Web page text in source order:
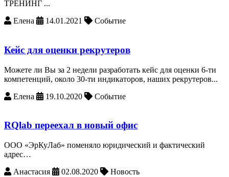
ТРЕНИНГ ...
Елена
14.01.2021 Событие
Кейс для оценки рекрутеров
Можете ли Вы за 2 недели разработать кейс для оценки 6-ти
компетенций, около 30-ти индикаторов, наших рекрутеров...
Елена
19.10.2020 Событие
RQlab переехал в новый офис
ООО «ЭрКуЛаб» поменяло юридический и фактический
адрес…
Анастасия
02.08.2020 Новость